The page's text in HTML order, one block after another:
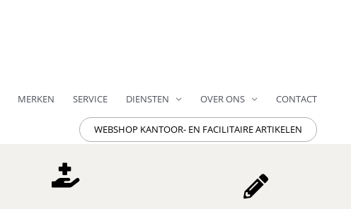
MERKEN SERVICE DIENSTEN OVER ONS CONTACT
WEBSHOP KANTOOR- EN FACILITAIRE ARTIKELEN